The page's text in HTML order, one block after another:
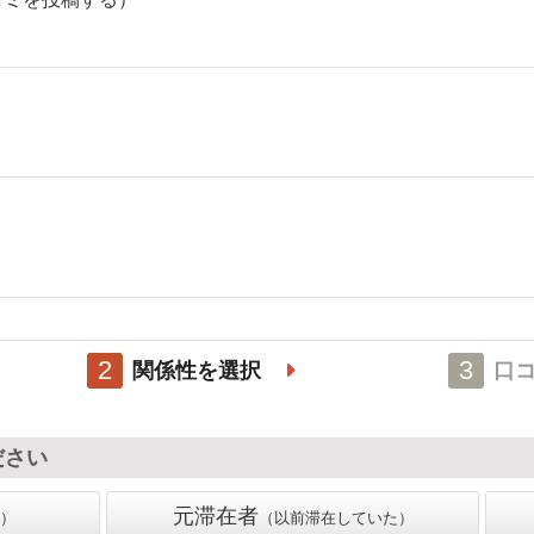
2 関係性を選択 3 口
さい
元滞在者 以前滞在していた